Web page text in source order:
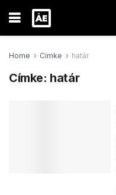
Home Címke határ
Címke: határ